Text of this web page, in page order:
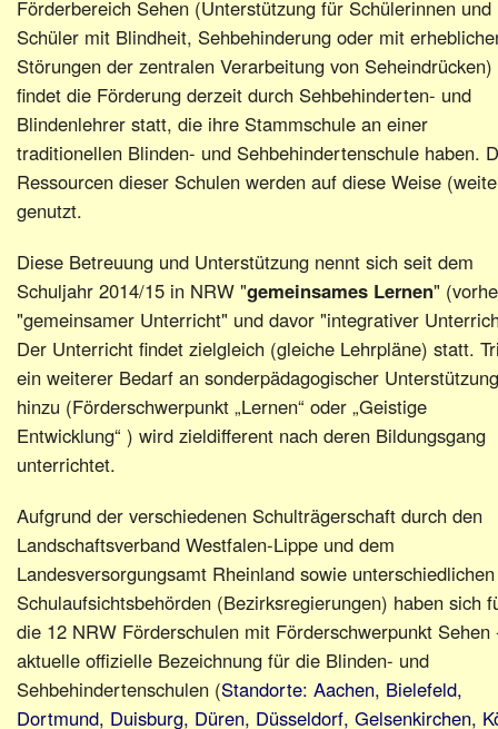
Förderbereich Sehen (Unterstützung für Schülerinnen und
Schüler mit Blindheit, Sehbehinderung oder mit
Störungen der zentralen Verarbeitung von Seheindrücken)
findet die Förderung derzeit durch Sehbehinderten- und
Blindenlehrer statt, die ihre Stammschule an einer
traditionellen Blinden- und Sehbehindertenschule haben.
Ressourcen dieser Schulen werden auf diese Weise
genutzt.
Diese Betreuung und Unterstützung nennt sich seit dem
Schuljahr 2014/15 in NRW "gemeinsames Lernen"
"gemeinsamer Unterricht" und davor "integrativer
Der Unterricht findet zielgleich (gleiche Lehrpläne) statt.
ein weiterer Bedarf an sonderpädagogischer Unterstützung
hinzu (Förderschwerpunkt „Lernen“ oder „Geistige
Entwicklung“ ) wird zieldifferent nach deren Bildungsgang
unterrichtet.
Aufgrund der verschiedenen Schulträgerschaft durch den
Landschaftsverband Westfalen-Lippe und dem
Landesversorgungsamt Rheinland sowie unterschiedlichen
Schulaufsichtsbehörden (Bezirksregierungen) haben sich
die 12 NRW Förderschulen mit Förderschwerpunkt Sehen
aktuelle offizielle Bezeichnung für die Blinden- und
Sehbehindertenschulen (Standorte: Aachen, Bielefeld,
Dortmund, Duisburg, Düren, Düsseldorf, Gelsenkirchen,